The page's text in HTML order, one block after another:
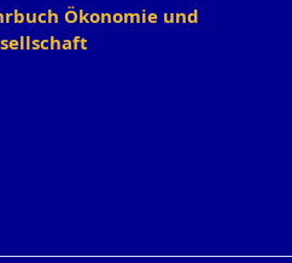
Ökonomie und